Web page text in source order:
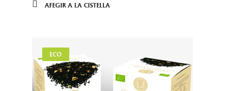
AFEGIR A LA CISTELLA
ECO